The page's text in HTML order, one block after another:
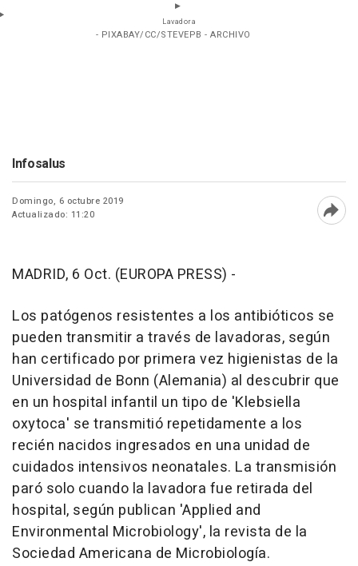
Lavadora
- PIXABAY/CC/STEVEPB - ARCHIVO
Infosalus
Domingo, 6 octubre 2019
Actualizado: 11:20
MADRID, 6 Oct. (EUROPA PRESS) -
Los patógenos resistentes a los antibióticos se
pueden transmitir a través de lavadoras, según
han certificado por primera vez higienistas de la
Universidad de Bonn (Alemania) al descubrir que
en un hospital infantil un tipo de 'Klebsiella
oxytoca' se transmitió repetidamente a los
recién nacidos ingresados en una unidad de
cuidados intensivos neonatales. La transmisión
paró solo cuando la lavadora fue retirada del
hospital, según publican 'Applied and
Environmental Microbiology', la revista de la
Sociedad Americana de Microbiología.